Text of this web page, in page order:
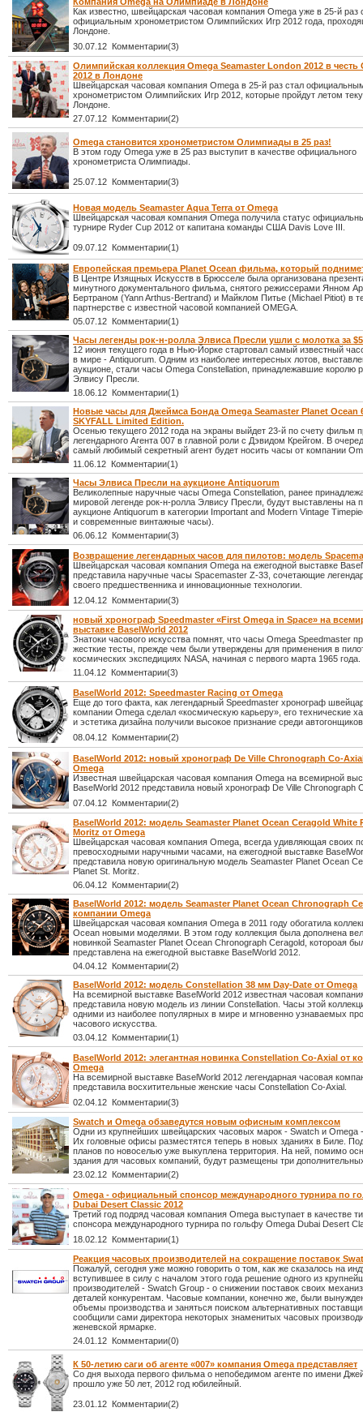
Как известно, швейцарская часовая компания Omega уже в 25-й раз
официальным хронометристом Олимпийских Игр 2012 года,
Лондоне.
30.07.12 Комментарии(3)
Олимпийская коллекция Omega Seamaster London 2012 в
2012 в Лондоне
Швейцарская часовая компания Omega в 25-й раз стал
хронометристом Олимпийских Игр 2012, которые пройдут летом
Лондоне.
27.07.12 Комментарии(2)
Omega становится хронометристом Олимпиады в 25 раз!
В этом году Omega уже в 25 раз выступит в качестве официального
хронометриста Олимпиады.
25.07.12 Комментарии(3)
Новая модель Seamaster Aqua Terra от Omega
Швейцарская часовая компания Omega получила статус
турнире Ryder Cup 2012 от капитана команды США Davis Love III.
09.07.12 Комментарии(1)
Европейская премьера Planet Ocean фильма, который
В Центре Изящных Искусств в Брюсселе была организована
минутного документального фильма, снятого режиссерами Янном
Бертраном (Yann Arthus-Bertrand) и Майклом Питье (Michael Pitiot) в
партнерстве с известной часовой компанией OMEGA.
05.07.12 Комментарии(1)
Часы легенды рок-н-ролла Элвиса Пресли ушли с молотка за
12 июня текущего года в Нью-Йорке стартовал самый известный
в мире - Antiquorum. Одним из наиболее интересных лотов,
аукционе, стали часы Omega Constellation, принадлежавшие королю
Элвису Пресли.
18.06.12 Комментарии(1)
Новые часы для Джеймса Бонда Omega Seamaster Planet Ocean
SKYFALL Limited Edition.
Осенью текущего 2012 года на экраны выйдет 23-й по счету фильм
легендарного Агента 007 в главной роли с Дэвидом Крейгом. В
самый любимый секретный агент будет носить часы от компании
11.06.12 Комментарии(1)
Часы Элвиса Пресли на аукционе Antiquorum
Великолепные наручные часы Omega Constellation, ранее
мировой легенде рок-н-ролла Элвису Пресли, будут выставлены на
аукционе Antiquorum в категории Important and Modern Vintage
и современные винтажные часы).
06.06.12 Комментарии(3)
Возвращение легендарных часов для пилотов: модель
Швейцарская часовая компания Omega на ежегодной выставке
представила наручные часы Spacemaster Z-33, сочетающие
своего предшественника и инновационные технологии.
12.04.12 Комментарии(3)
новый хронограф Speedmaster «First Omega in Space» на
выставке BaselWorld 2012
Знатоки часового искусства помнят, что часы Omega Speedmaster
жесткие тесты, прежде чем были утверждены для применения в
космических экспедициях NASA, начиная с первого марта 1965 года.
11.04.12 Комментарии(3)
BaselWorld 2012: Speedmaster Racing от Omega
Еще до того факта, как легендарный Speedmaster хронограф
компании Omega сделал «космическую карьеру», его технические
и эстетика дизайна получили высокое признание среди
08.04.12 Комментарии(2)
BaselWorld 2012: новый хронограф De Ville Chronograph Co-
Omega
Известная швейцарская часовая компания Omega на всемирной
BaselWorld 2012 представила новый хронограф De Ville Chronograph
07.04.12 Комментарии(2)
BaselWorld 2012: модель Seamaster Planet Ocean Ceragold White
Moritz от Omega
Швейцарская часовая компания Omega, всегда удивляющая своих
превосходными наручными часами, на ежегодной выставке
представила новую оригинальную модель Seamaster Planet Ocean
Planet St. Moritz.
06.04.12 Комментарии(2)
BaselWorld 2012: модель Seamaster Planet Ocean Chronograph
компании Omega
Швейцарская часовая компания Omega в 2011 году обогатила
Ocean новыми моделями. В этом году коллекция была дополнена
новинкой Seamaster Planet Ocean Chronograph Ceragold, котороая
представлена на ежегодной выставке BaselWorld 2012.
04.04.12 Комментарии(2)
BaselWorld 2012: модель Constellation 38 мм Day-Date от Omega
На всемирной выставке BaselWorld 2012 известная часовая
представила новую модель из линии Constellation. Часы этой
одними из наиболее популярных в мире и мгновенно узнаваемых
часового искусства.
03.04.12 Комментарии(1)
BaselWorld 2012: элегантная новинка Constellation Co-Axial от
Omega
На всемирной выставке BaselWorld 2012 легендарная часовая
представила восхитительные женские часы Constellation Co-Axial.
02.04.12 Комментарии(3)
Swatch и Omega обзаведутся новым офисным комплексом
Одни из крупнейших швейцарских часовых марок - Swatch и Omega
Их головные офисы разместятся теперь в новых зданиях в Биле.
планов по новоселью уже выкуплена территория. На ней, помимо
здания для часовых компаний, будут размещены три
23.02.12 Комментарии(2)
Omega - официальный спонсор международного турнира по
Dubai Desert Classic 2012
Третий год подряд часовая компания Omega выступает в качестве
спонсора международного турнира по гольфу Omega Dubai Desert
18.02.12 Комментарии(1)
Реакция часовых производителей на сокращение поставок
Пожалуй, сегодня уже можно говорить о том, как же сказалось на
вступившее в силу с началом этого года решение одного из
производителей - Swatch Group - о снижении поставок своих
деталей конкурентам. Часовые компании, конечно же, были
объемы производства и заняться поиском альтернативных
сообщили сами директора некоторых знаменитых часовых
женевской ярмарке.
24.01.12 Комментарии(0)
К 50-летию саги об агенте «007» компания Omega представляет
Со дня выхода первого фильма о непобедимом агенте по имени
прошло уже 50 лет, 2012 год юбилейный.
23.01.12 Комментарии(2)